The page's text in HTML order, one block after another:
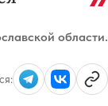
области.